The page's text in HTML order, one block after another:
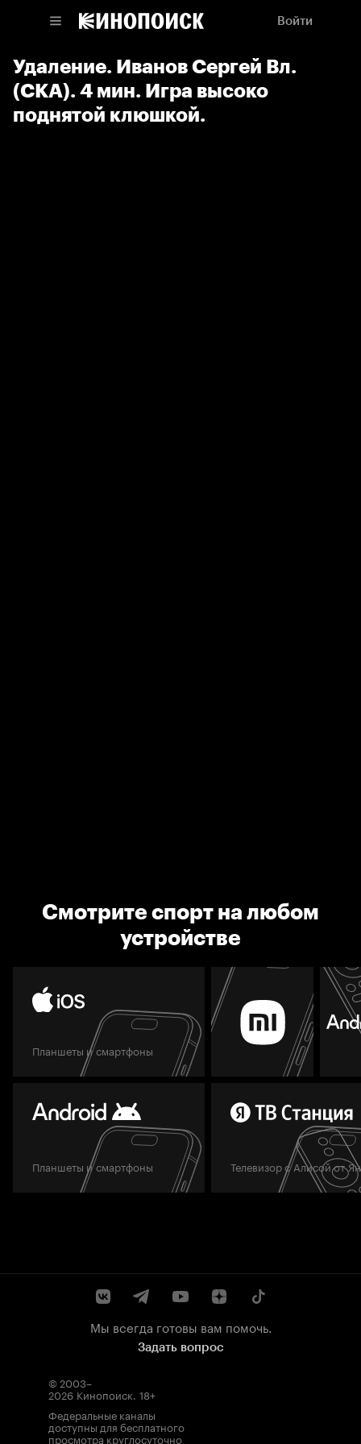
Войти
Удаление. Иванов Сергей Вл.
(СКА). 4 мин. Игра высоко
поднятой клюшкой.
Смотрите спорт на любом
устройстве
Планшеты и смартфоны
Планшеты и смартфоны Телевизор с Алисой от
Мы всегда готовы вам помочь.
Задать вопрос
© 2003–
2026 Кинопоиск. 18+
Федеральные каналы
доступны для бесплатного
просмотра круглосуточно